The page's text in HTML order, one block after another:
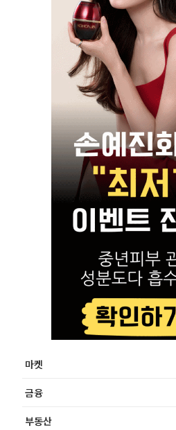
마켓
금융
부동산